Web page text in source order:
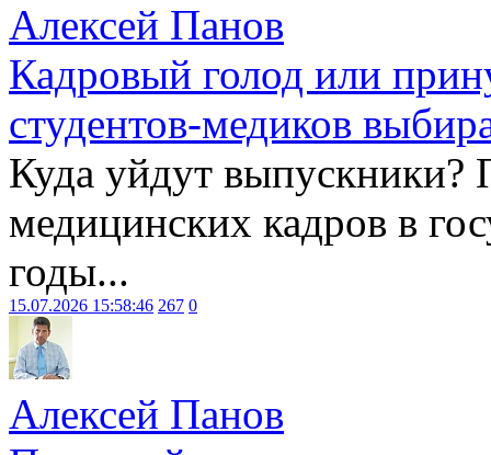
Алексей Панов
Кадровый голод или
студентов-медиков
Куда уйдут выпускники?
медицинских кадров в
годы...
15.07.2026 15:58:46 267 0
Алексей Панов